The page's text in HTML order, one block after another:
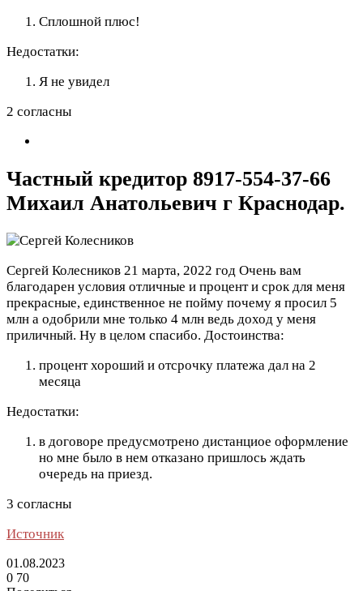
Сплошной плюс!
Недостатки:
Я не увидел
2 согласны
Частный кредитор 8917-554-37-66
Михаил Анатольевич г Краснодар.
Сергей Колесников 21 марта, 2022 год Очень вам
благодарен условия отличные и процент и срок для меня
прекрасные, единственное не пойму почему я просил 5
млн а одобрили мне только 4 млн ведь доход у меня
приличный. Ну в целом спасибо. Достоинства:
процент хороший и отсрочку платежа дал на 2
месяца
Недостатки:
в договоре предусмотрено дистанциое оформление
но мне было в нем отказано пришлось ждать
очередь на приезд.
3 согласны
Источник
01.08.2023
0 70